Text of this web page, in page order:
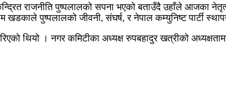
राजनीति पुष्पलालको सपना भएको बताउँदै उहाँले आजका
पुष्पलालको जीवनी, संघर्ष, र नेपाल कम्युनिष्ट पार्टी
थियो । नगर कमिटीका अध्यक्ष रुपबहादुर खत्रीको